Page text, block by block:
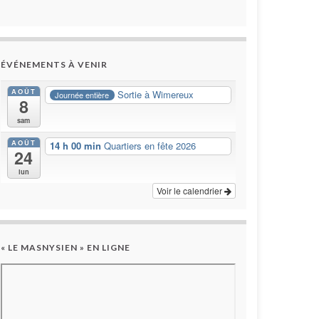
ÉVÉNEMENTS À VENIR
AOÛT
8
sam
Journée entière Sortie à Wimereux
AOÛT
24
lun
14 h 00 min Quartiers en fête 2026
Voir le calendrier
« LE MASNYSIEN » EN LIGNE